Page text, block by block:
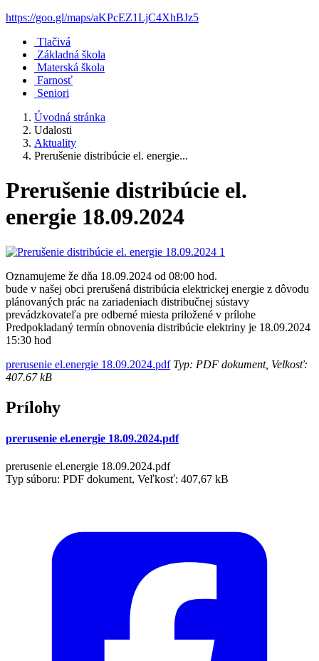
https://goo.gl/maps/aKPcEZ1LjC4XhBJz5
Tlačivá
Základná škola
Materská škola
Farnosť
Seniori
Úvodná stránka
Udalosti
Aktuality
Prerušenie distribúcie el. energie...
Prerušenie distribúcie el.
energie 18.09.2024
Oznamujeme že dňa 18.09.2024 od 08:00 hod.
bude v našej obci prerušená distribúcia elektrickej energie z dôvodu
plánovaných prác na zariadeniach distribučnej sústavy
prevádzkovateľa pre odberné miesta priložené v prílohe
Predpokladaný termín obnovenia distribúcie elektriny je 18.09.2024
15:30 hod
prerusenie el.energie 18.09.2024.pdfTyp: PDF dokument, Velkosť:
407.67 kB
Prílohy
prerusenie el.energie 18.09.2024.pdf
prerusenie el.energie 18.09.2024.pdf
Typ súboru: PDF dokument, Veľkosť: 407,67 kB